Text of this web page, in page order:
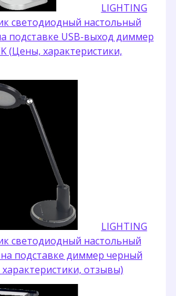
LIGHTING
светодиодный настольный
подставке USB-выход диммер
(Цены, характеристики,
LIGHTING
светодиодный настольный
подставке диммер черный
отзывы)